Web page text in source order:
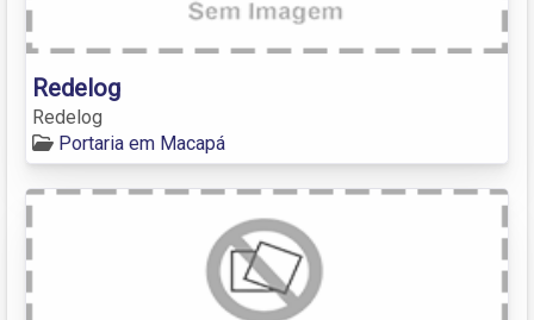
Redelog
Redelog
Portaria em Macapá